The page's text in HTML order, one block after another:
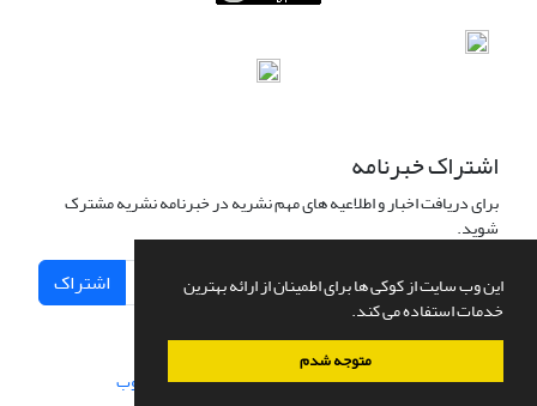
این وب سایت از کوکی ها برای اطمینان از ارائه بهترین
خدمات استفاده می کند.
متوجه شدم
اشتراک خبرنامه
برای دریافت اخبار و اطلاعیه های مهم نشریه در خبرنامه نشریه مشترک
شوید.
اشتراک
سامانه مدیریت نشریات علمی.طراحی و پیاده سازی از سیناوب